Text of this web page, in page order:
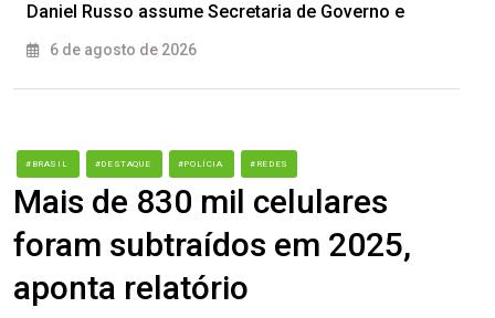
Daniel Russo assume Secretaria de Governo e
6 de agosto de 2026
#BRASIL #DESTAQUE #POLÍCIA #REDES
Mais de 830 mil celulares
foram subtraídos em 2025,
aponta relatório